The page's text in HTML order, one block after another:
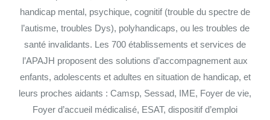
handicap mental, psychique, cognitif (trouble du spectre de
l’autisme, troubles Dys), polyhandicaps, ou les troubles de
santé invalidants. Les 700 établissements et services de
l’APAJH proposent des solutions d’accompagnement aux
enfants, adolescents et adultes en situation de handicap, et
leurs proches aidants : Camsp, Sessad, IME, Foyer de vie,
Foyer d’accueil médicalisé, ESAT, dispositif d’emploi